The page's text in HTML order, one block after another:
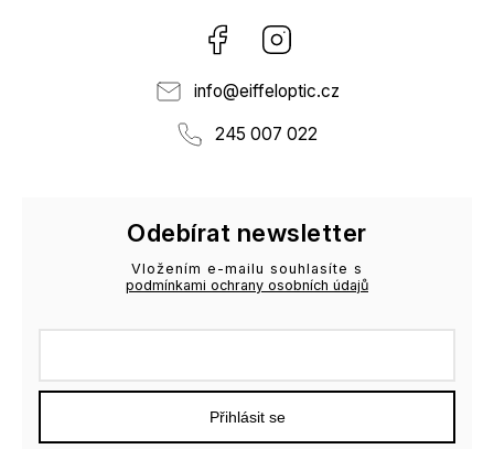
Facebook
info@eiffeloptic.cz
245 007 022
Odebírat newsletter
Vložením e-mailu souhlasíte s
podmínkami ochrany osobních údajů
Přihlásit se